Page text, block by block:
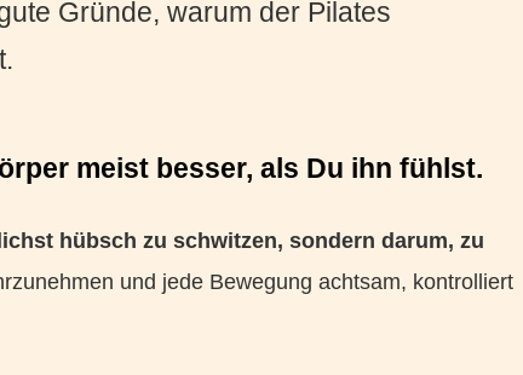
Gründe, warum der Pilates
meist besser, als Du ihn fühlst.
hübsch zu schwitzen, sondern darum, zu
und jede Bewegung achtsam, kontrolliert